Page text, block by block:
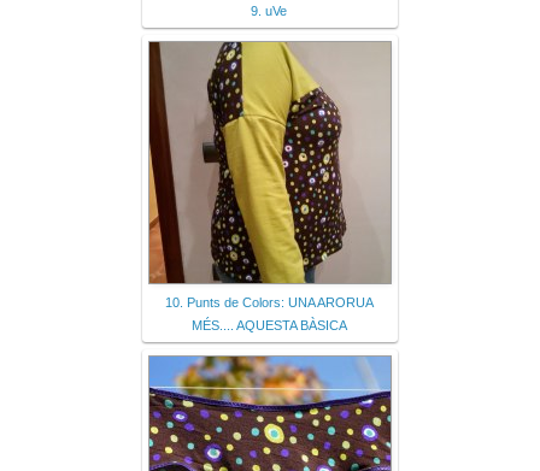
9. uVe
10. Punts de Colors: UNA ARORUA
MÉS.... AQUESTA BÀSICA